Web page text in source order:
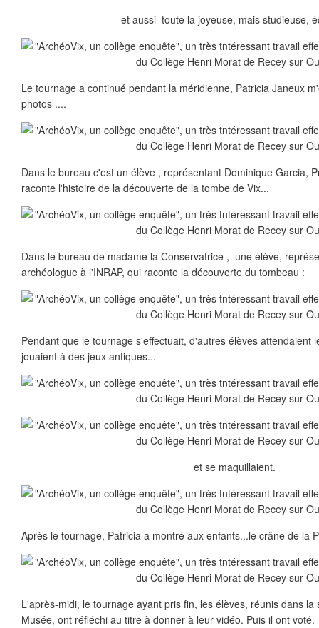
et aussi toute la joyeuse, mais studieuse,
Le tournage a continué pendant la méridienne, Patricia Janeux
photos ....
Dans le bureau c'est un élève , représentant Dominique Garcia,
raconte l'histoire de la découverte de la tombe de Vix...
Dans le bureau de madame la Conservatrice , une élève,
archéologue à l'INRAP, qui raconte la découverte du tombeau :
Pendant que le tournage s'effectuait, d'autres élèves attendaient
jouaient à des jeux antiques...
et se maquillaient.
Après le tournage, Patricia a montré aux enfants...le crâne de la
L'après-midi, le tournage ayant pris fin, les élèves, réunis dans
Musée, ont réfléchi au titre à donner à leur vidéo. Puis il ont voté.